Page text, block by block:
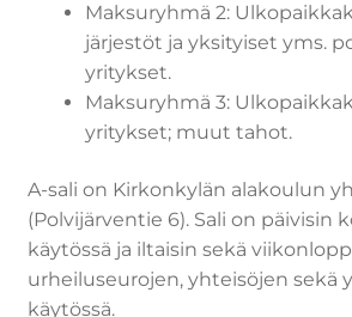
Maksuryhmä 2:
järjestöt ja yksityiset yms.
yritykset.
Maksuryhmä 3:
yritykset; muut tahot.
A-sali on Kirkonkylän alakoulun
(Polvijärventie 6). Sali on päivisin
käytössä ja iltaisin sekä
urheiluseurojen, yhteisöjen sekä
käytössä.